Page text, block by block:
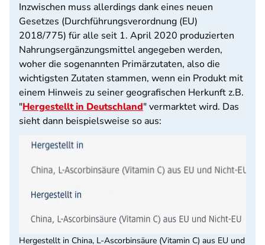
Inzwischen muss allerdings dank eines neuen
Gesetzes (Durchführungsverordnung (EU)
2018/775) für alle seit 1. April 2020 produzierten
Nahrungsergänzungsmittel angegeben werden,
woher die sogenannten Primärzutaten, also die
wichtigsten Zutaten stammen, wenn ein Produkt mit
einem Hinweis zu seiner geografischen Herkunft z.B.
"Hergestellt in Deutschland" vermarktet wird. Das
sieht dann beispielsweise so aus:
Hergestellt in China, L-Ascorbinsäure (Vitamin C) aus EU und